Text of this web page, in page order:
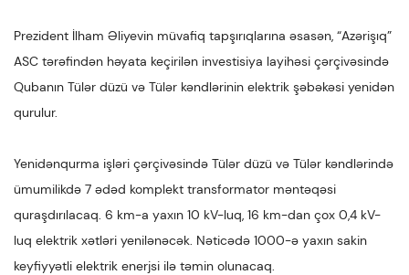
Prezident İlham Əliyevin müvafiq tapşırıqlarına əsasən, “Azərişıq”
ASC tərəfindən həyata keçirilən investisiya layihəsi çərçivəsində
Qubanın Tülər düzü və Tülər kəndlərinin elektrik şəbəkəsi yenidən
qurulur.
Yenidənqurma işləri çərçivəsində Tülər düzü və Tülər kəndlərində
ümumilikdə 7 ədəd komplekt transformator məntəqəsi
quraşdırılacaq. 6 km-a yaxın 10 kV-luq, 16 km-dan çox 0,4 kV-
luq elektrik xətləri yenilənəcək. Nəticədə 1000-ə yaxın sakin
keyfiyyətli elektrik enerjsi ilə təmin olunacaq.